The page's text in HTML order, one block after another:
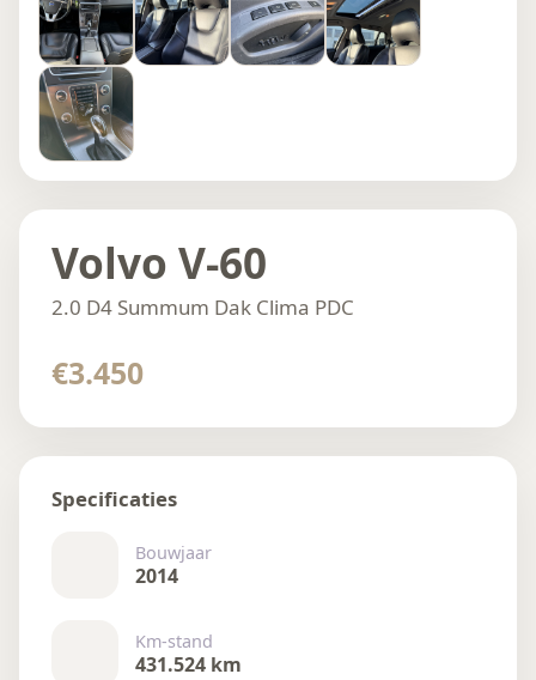
Volvo V-60
2.0 D4 Summum Dak Clima PDC
€3.450
Specificaties
Bouwjaar
2014
Km-stand
431.524 km